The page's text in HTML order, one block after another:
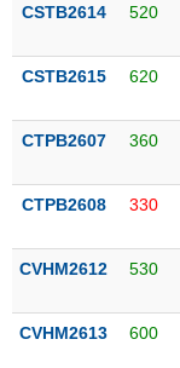
CSTB2614 520
CSTB2615 620
CTPB2607 360
CTPB2608 330
CVHM2612 530
CVHM2613 600
Dịch
(-)
Đào
chính